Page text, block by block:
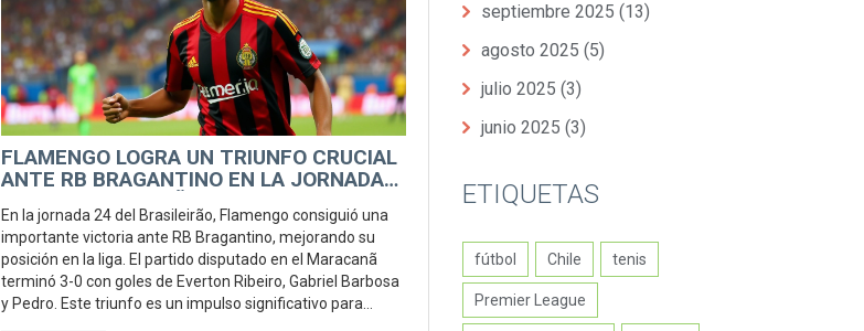
FLAMENGO LOGRA UN TRIUNFO CRUCIAL
ANTE RB BRAGANTINO EN LA JORNADA
En la jornada 24 del Brasileirão, Flamengo consiguió una
importante victoria ante RB Bragantino, mejorando su
posición en la liga. El partido disputado en el Maracanã
terminó 3-0 con goles de Everton Ribeiro, Gabriel Barbosa
y Pedro. Este triunfo es un impulso significativo para
septiembre 2025 (13)
agosto 2025 (5)
julio 2025 (3)
junio 2025 (3)
ETIQUETAS
fútbol Chile tenis
Premier League